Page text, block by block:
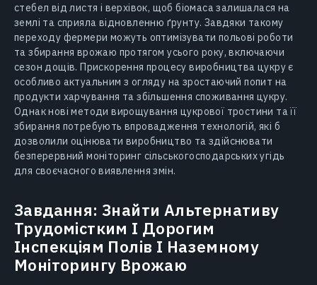
стебел від листя і верхівок, щоб біомаса залишалася на
землі та сприяла відновленню ґрунту. Завдяки такому
переходу фермери можуть оптимізувати польові роботи
та збирання врожаю протягом усього року, включаючи
сезон дощів. Прискорення процесу виробництва цукру є
особливо актуальним з огляду на зростаючий попит на
продукти харчування та збільшення споживання цукру.
Однак нові методи вирощування цукрової тростини та її
збирання потребують впровадження технологій, які б
дозволили оцінювати виробництво та здійснювати
безперервний моніторинг сільськогосподарських угідь
для своєчасного виявлення змін.
Завдання: Знайти Альтернативу
Трудомістким І Дорогим
Інспекціям Полів І Наземному
Моніторингу Врожаю